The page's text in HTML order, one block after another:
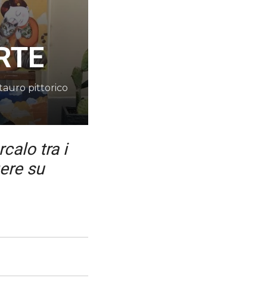
pittorico
tra i
su